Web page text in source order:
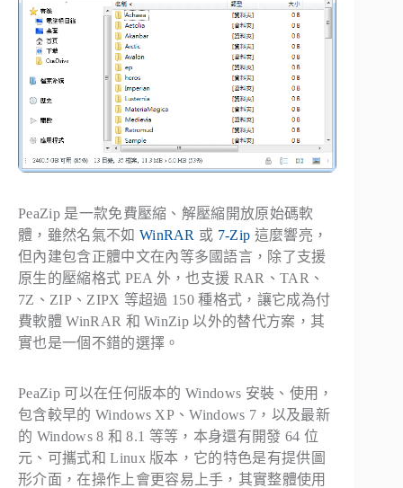
PeaZip 是一款免費壓縮、解壓縮開放原始碼軟
體，雖然名氣不如 WinRAR 或 7-Zip 這麼響亮，
但內建包含正體中文在內等多國語言，除了支援
原生的壓縮格式 PEA 外，也支援 RAR、TAR、
7Z、ZIP、ZIPX 等超過 150 種格式，讓它成為付
費軟體 WinRAR 和 WinZip 以外的替代方案，其
實也是一個不錯的選擇。
PeaZip 可以在任何版本的 Windows 安裝、使用，
包含較早的 Windows XP、Windows 7，以及最新
的 Windows 8 和 8.1 等等，本身還有開發 64 位
元、可攜式和 Linux 版本，它的特色是有提供圖
形介面，在操作上會更容易上手，其實整體使用